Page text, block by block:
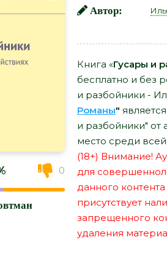
0
Автор:
Книга «Гусары и
бесплатно и без
и разбойники -
Романы"
и разбойники" от
место среди
(18+) Внимание!
для
данного
присутствует
запрещенного
удаления